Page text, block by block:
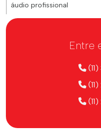
áudio profissional
Entre